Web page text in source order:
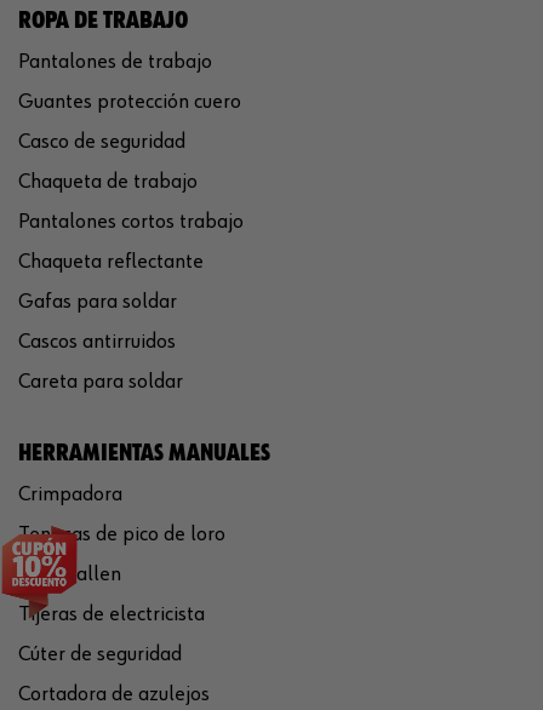
ROPA DE TRABAJO
Pantalones de trabajo
Guantes protección cuero
Casco de seguridad
Chaqueta de trabajo
Pantalones cortos trabajo
Chaqueta reflectante
Gafas para soldar
Cascos antirruidos
Careta para soldar
HERRAMIENTAS MANUALES
Crimpadora
Tenazas de pico de loro
Llaves allen
Tijeras de electricista
Cúter de seguridad
Cortadora de azulejos